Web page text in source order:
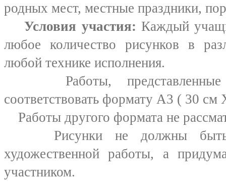
родных мест, местные праздники,
Условия участия: Каждый
любое количество рисунков в
любой технике исполнения.
Работы, представленные
соответствовать формату А3 ( 30 см
Работы другого формата не
Рисунки не должны быть
художественной работы, а
участником.